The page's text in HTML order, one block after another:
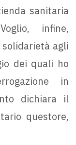
sanitaria
infine,
agli
dei quali ho
in
dichiara il
questore,